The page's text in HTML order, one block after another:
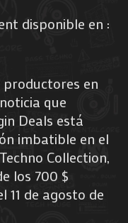
disponible en :
productores en
que
Deals está
imbatible en el
Collection,
los 700 $
11 de agosto de